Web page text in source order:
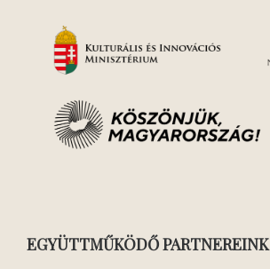
EGYÜTTMŰKÖDŐ PARTNEREINK